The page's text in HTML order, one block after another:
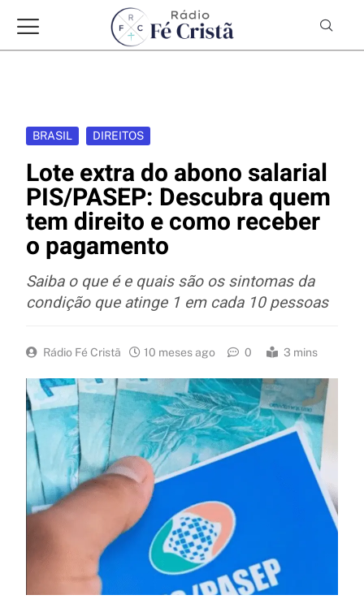
BRASIL DIREITOS
Lote extra do abono salarial
PIS/PASEP: Descubra quem
tem direito e como receber
o pagamento
Saiba o que é e quais são os sintomas da
condição que atinge 1 em cada 10 pessoas
Rádio Fé Cristã 10 meses ago 0 3 mins